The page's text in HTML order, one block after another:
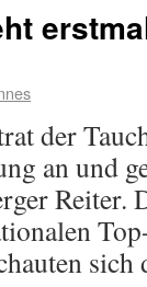
der
an und
Reiter.